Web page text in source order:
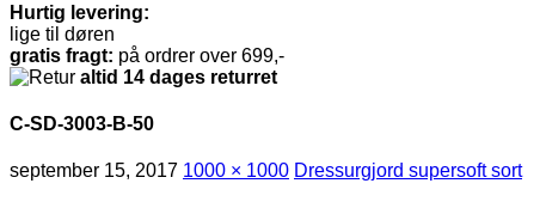
Hurtig levering:
lige til døren
gratis fragt: på ordrer over 699,-
altid 14 dages returret
C-SD-3003-B-50
september 15, 2017 1000 × 1000 Dressurgjord supersoft sort